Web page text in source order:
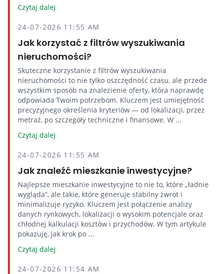
Czytaj dalej
24-07-2026 11:55 AM
Jak korzystać z filtrów wyszukiwania
nieruchomości?
Skuteczne korzystanie z filtrów wyszukiwania
nieruchomości to nie tylko oszczędność czasu, ale przede
wszystkim sposób na znalezienie oferty, która naprawdę
odpowiada Twoim potrzebom. Kluczem jest umiejętność
precyzyjnego określenia kryteriów — od lokalizacji, przez
metraż, po szczegóły techniczne i finansowe. W ...
Czytaj dalej
24-07-2026 11:55 AM
Jak znaleźć mieszkanie inwestycyjne?
Najlepsze mieszkanie inwestycyjne to nie to, które „ładnie
wygląda”, ale takie, które generuje stabilny zwrot i
minimalizuje ryzyko. Kluczem jest połączenie analizy
danych rynkowych, lokalizacji o wysokim potencjale oraz
chłodnej kalkulacji kosztów i przychodów. W tym artykule
pokazuję, jak krok po ...
Czytaj dalej
24-07-2026 11:54 AM